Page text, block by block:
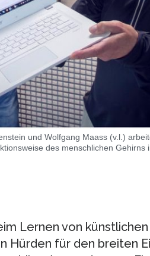
und Wolfgang Maass (v.l.)
des menschlichen Gehirns
Lernen von
Hürden für den breiten